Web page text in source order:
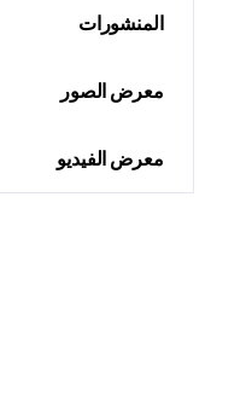
المنشورات
معرض الصور
معرض الفيديو